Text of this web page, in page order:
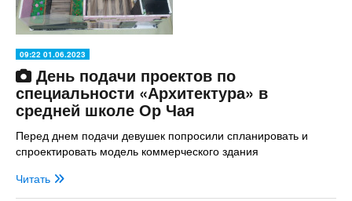
09:22 01.06.2023
День подачи проектов по
специальности «Архитектура» в
средней школе Ор Чая
Перед днем ​​подачи девушек попросили спланировать и
спроектировать модель коммерческого здания
Читать